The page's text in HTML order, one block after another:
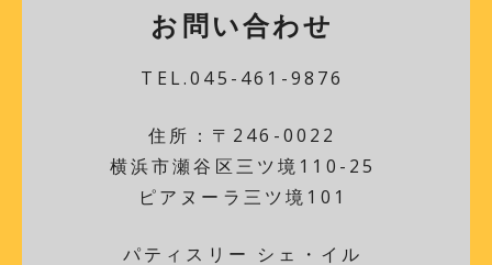
お問い合わせ
TEL.045-461-9876
住所：〒246-0022
横浜市瀬谷区三ツ境110-25
ピアヌーラ三ツ境101
パティスリー シェ・イル